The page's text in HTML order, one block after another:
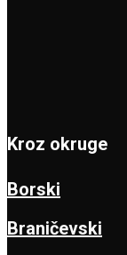
Kroz okruge
Borski
Braničevski